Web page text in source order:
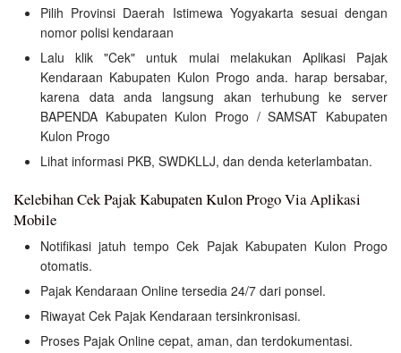
Pilih Provinsi Daerah Istimewa Yogyakarta sesuai dengan
nomor polisi kendaraan
Lalu klik "Cek" untuk mulai melakukan Aplikasi Pajak
Kendaraan Kabupaten Kulon Progo anda. harap bersabar,
karena data anda langsung akan terhubung ke server
BAPENDA Kabupaten Kulon Progo / SAMSAT Kabupaten
Kulon Progo
Lihat informasi PKB, SWDKLLJ, dan denda keterlambatan.
Kelebihan Cek Pajak Kabupaten Kulon Progo Via Aplikasi
Mobile
Notifikasi jatuh tempo Cek Pajak Kabupaten Kulon Progo
otomatis.
Pajak Kendaraan Online tersedia 24/7 dari ponsel.
Riwayat Cek Pajak Kendaraan tersinkronisasi.
Proses Pajak Online cepat, aman, dan terdokumentasi.